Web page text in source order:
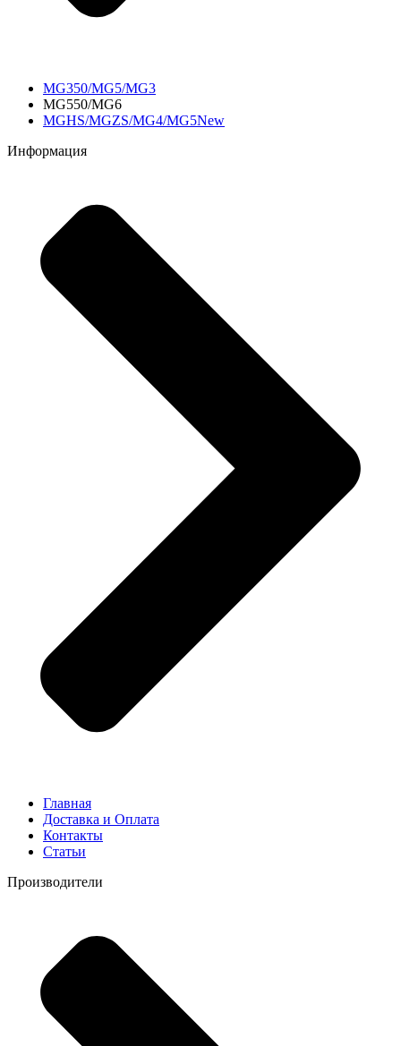
MG350/MG5/MG3
MG550/MG6
MGHS/MGZS/MG4/MG5New
Информация
Главная
Доставка и Оплата
Контакты
Статьи
Производители